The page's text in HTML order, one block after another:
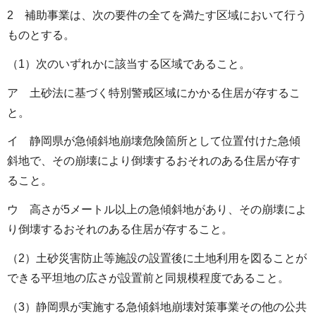
2 補助事業は、次の要件の全てを満たす区域において行う
ものとする。
（1）次のいずれかに該当する区域であること。
ア 土砂法に基づく特別警戒区域にかかる住居が存するこ
と。
イ 静岡県が急傾斜地崩壊危険箇所として位置付けた急傾
斜地で、その崩壊により倒壊するおそれのある住居が存す
ること。
ウ 高さが5メートル以上の急傾斜地があり、その崩壊によ
り倒壊するおそれのある住居が存すること。
（2）土砂災害防止等施設の設置後に土地利用を図ることが
できる平坦地の広さが設置前と同規模程度であること。
（3）静岡県が実施する急傾斜地崩壊対策事業その他の公共